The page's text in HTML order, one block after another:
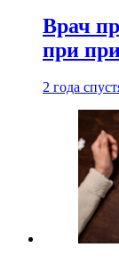
Врач
при
2 года